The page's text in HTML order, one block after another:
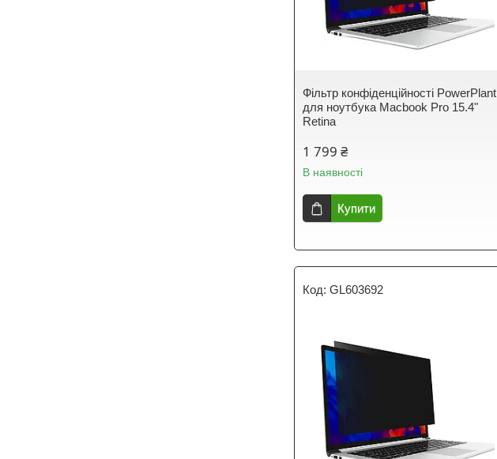
Фільтр конфіденційності PowerPlant
для ноутбука Macbook Pro 15.4"
Retina
1 799 ₴
В наявності
Купити
GL603692